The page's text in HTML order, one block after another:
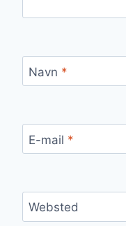
Navn *
E-mail *
Websted